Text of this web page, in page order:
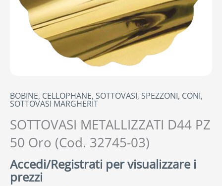
BOBINE, CELLOPHANE, SOTTOVASI, SPEZZONI, CONI,
SOTTOVASI MARGHERIT
SOTTOVASI METALLIZZATI D44 PZ
50 Oro (Cod. 32745-03)
Accedi/Registrati per visualizzare i
prezzi